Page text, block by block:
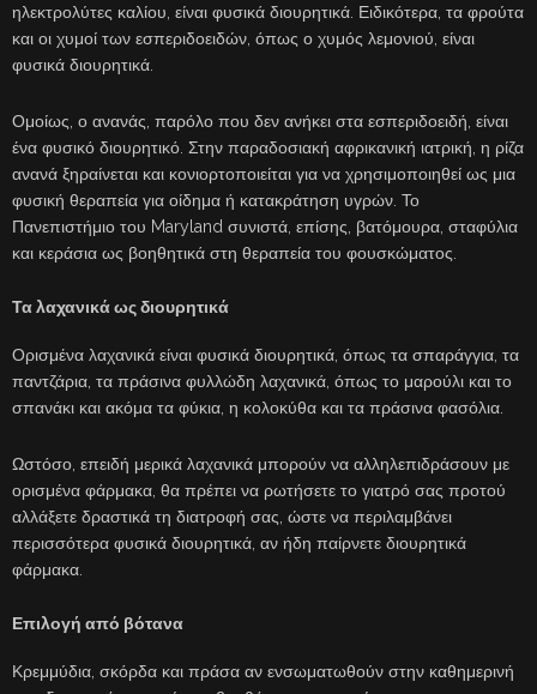
ηλεκτρολύτες καλίου, είναι φυσικά διουρητικά. Ειδικότερα, τα φρούτα
και οι χυμοί των εσπεριδοειδών, όπως ο χυμός λεμονιού, είναι
φυσικά διουρητικά.
Ομοίως, ο ανανάς, παρόλο που δεν ανήκει στα εσπεριδοειδή, είναι
ένα φυσικό διουρητικό. Στην παραδοσιακή αφρικανική ιατρική, η ρίζα
ανανά ξηραίνεται και κονιορτοποιείται για να χρησιμοποιηθεί ως μια
φυσική θεραπεία για οίδημα ή κατακράτηση υγρών. Το
Πανεπιστήμιο του Maryland συνιστά, επίσης, βατόμουρα, σταφύλια
και κεράσια ως βοηθητικά στη θεραπεία του φουσκώματος.
Τα λαχανικά ως διουρητικά
Ορισμένα λαχανικά είναι φυσικά διουρητικά, όπως τα σπαράγγια, τα
παντζάρια, τα πράσινα φυλλώδη λαχανικά, όπως το μαρούλι και το
σπανάκι και ακόμα τα φύκια, η κολοκύθα και τα πράσινα φασόλια.
Ωστόσο, επειδή μερικά λαχανικά μπορούν να αλληλεπιδράσουν με
ορισμένα φάρμακα, θα πρέπει να ρωτήσετε το γιατρό σας προτού
αλλάξετε δραστικά τη διατροφή σας, ώστε να περιλαμβάνει
περισσότερα φυσικά διουρητικά, αν ήδη παίρνετε διουρητικά
φάρμακα.
Επιλογή από βότανα
Κρεμμύδια, σκόρδα και πράσα αν ενσωματωθούν στην καθημερινή